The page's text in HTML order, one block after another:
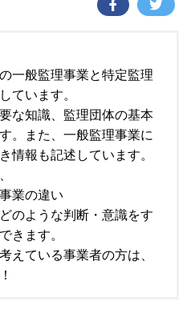
一般監理事業と特定監理
ています。
な知識、監理団体の基本
。また、一般監理事業に
情報も記述しています。
業の違い
のような判断・意識をす
きます。
えている事業者の方は、